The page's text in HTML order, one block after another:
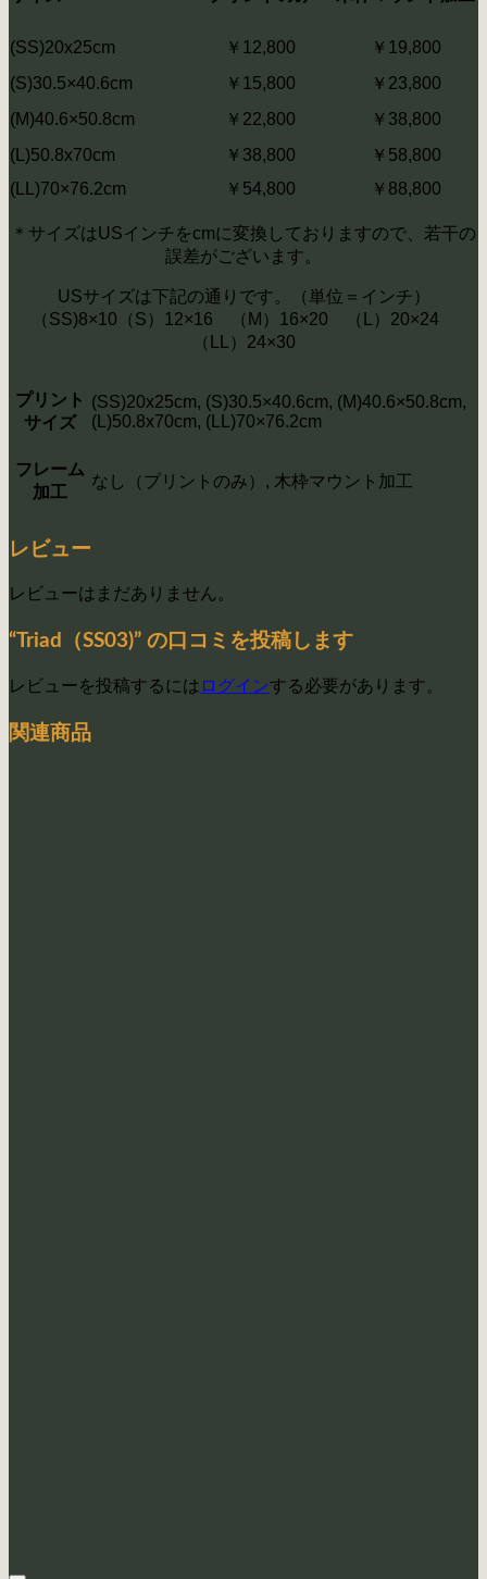
(SS)20x25cm ￥12,800
￥19,800
(S)30.5×40.6cm
￥15,800
￥23,800
(M)40.6×50.8cm
￥22,800
￥38,800
(L)50.8x70cm
￥38,800
￥58,800
(LL)70×76.2cm
￥54,800 ￥88,800
＊サイズはUSインチをcmに変換しておりますので、若干の
誤差がございます。
USサイズは下記の通りです。（単位＝インチ）
（SS)8×10（S）12×16 （M）16×20 （L）20×24
（LL）24×30
プリント
サイズ
(SS)20x25cm, (S)30.5×40.6cm, (M)40.6×50.8cm,
(L)50.8x70cm, (LL)70×76.2cm
フレーム
加工
なし（プリントのみ）, 木枠マウント加工
レビュー
レビューはまだありません。
“Triad（SS03)” の口コミを投稿します
レビューを投稿するには ログインする必要があります。
関連商品